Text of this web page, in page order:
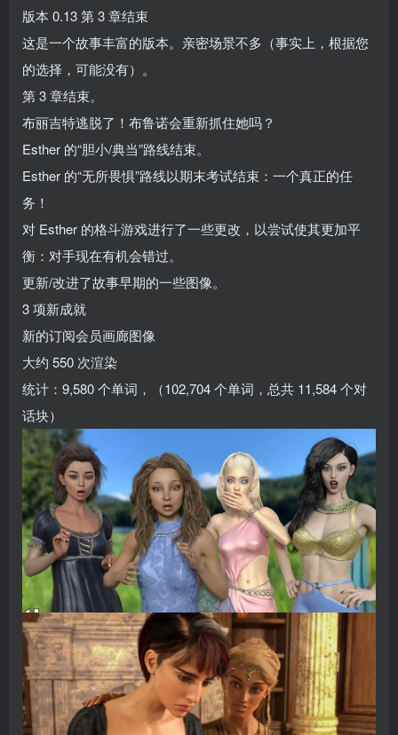
版本 0.13 第 3 章结束
这是一个故事丰富的版本。亲密场景不多（事实上，根据您
的选择，可能没有）。
第 3 章结束。
布丽吉特逃脱了！布鲁诺会重新抓住她吗？
Esther 的“胆小/典当”路线结束。
Esther 的“无所畏惧”路线以期末考试结束：一个真正的任
务！
对 Esther 的格斗游戏进行了一些更改，以尝试使其更加平
衡：对手现在有机会错过。
更新/改进了故事早期的一些图像。
3 项新成就
新的订阅会员画廊图像
大约 550 次渲染
统计：9,580 个单词，（102,704 个单词，总共 11,584 个对
话块）